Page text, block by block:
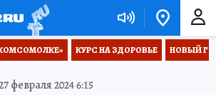
КУРС НА ЗДОРОВЬЕ НОВЫЙ
февраля 2024 6:15